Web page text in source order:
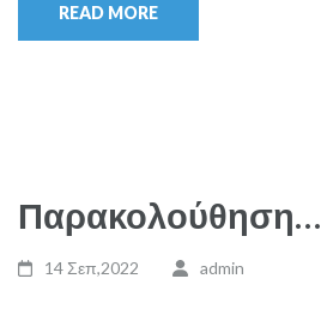
READ MORE
Παρακολούθηση…
14 Σεπ,2022 admin